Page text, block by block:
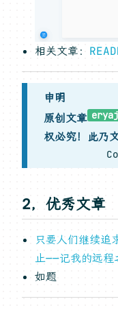
相关文章：
申明
原创文章
权必究！此乃
2，优秀文章
只要人们继续追
止——记我的远程
如题